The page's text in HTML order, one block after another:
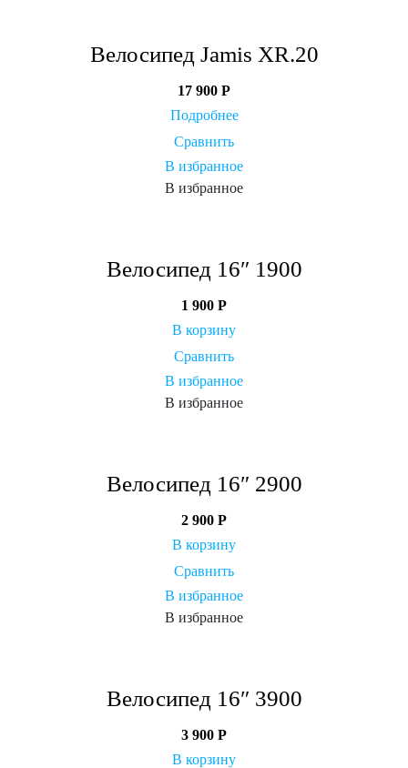
Велосипед Jamis XR.20
17 900 Р
Подробнее
Сравнить
В избранное
В избранное
Велосипед 16″ 1900
1 900 Р
В корзину
Сравнить
В избранное
В избранное
Велосипед 16″ 2900
2 900 Р
В корзину
Сравнить
В избранное
В избранное
Велосипед 16″ 3900
3 900 Р
В корзину